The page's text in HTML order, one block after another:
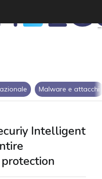
Malware e attacchi
Intelligent